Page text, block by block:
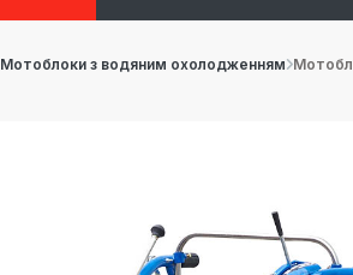
Мотоблоки з водяним охолодженням